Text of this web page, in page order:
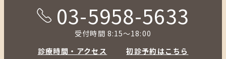
03-5958-5633
受付時間 8:15～18:00
診療時間・アクセス
初診予約はこちら